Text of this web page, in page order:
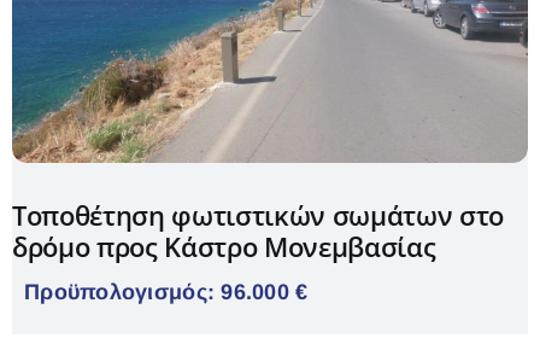
Τοποθέτηση φωτιστικών σωμάτων στο
δρόμο προς Κάστρο Μονεμβασίας
Προϋπολογισμός: 96.000 €